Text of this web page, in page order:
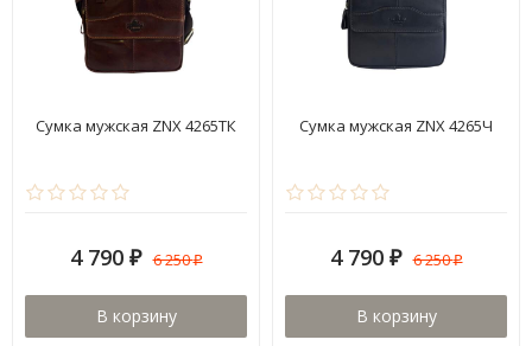
Сумка мужская ZNX 4265ТК
4 790 ₽ 6 250₽
В корзину
Сумка мужская ZNX 4265Ч
4 790 ₽ 6 250₽
В корзину